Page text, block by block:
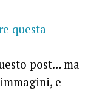
questa
post… ma
e